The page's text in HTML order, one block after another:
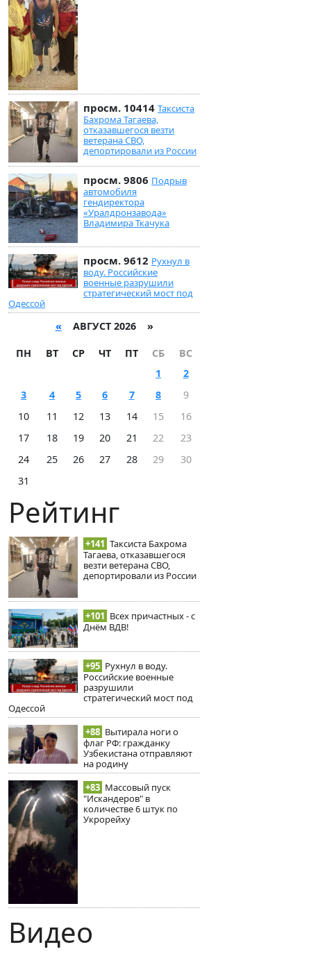
просм. 10414 Таксиста
Бахрома Тагаева,
отказавшегося везти
ветерана СВО,
депортировали из России
просм. 9806 Подрыв
автомобиля
гендиректора
«Уралдронзавода»
Владимира Ткачука
просм. 9612 Рухнул в
воду. Российские
военные разрушили
стратегический мост под
Одессой
« АВГУСТ 2026 »
ПН ВТ СР ЧТ ПТ СБ
ВС
1
2
3
4 5 6 7 8
9
10
11 12 13 14 15
16
17
18 19 20 21 22
23
24
25 26 27 28 29
30
31
Рейтинг
+141 Таксиста Бахрома
Тагаева, отказавшегося
везти ветерана СВО,
депортировали из России
+101 Всех причастных - с
Днём ВДВ!
+95 Рухнул в воду.
Российские военные
разрушили
стратегический мост под
Одессой
+88 Вытирала ноги о
флаг РФ: гражданку
Узбекистана отправляют
на родину
+83 Массовый пуск
"Искандеров" в
количестве 6 штук по
Укрорейху
Видео